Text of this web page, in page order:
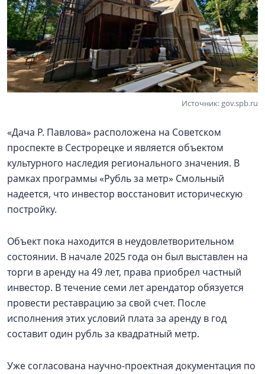
Источник: gov.spb.ru
«Дача Р. Павлова» расположена на Советском
проспекте в Сестрорецке и является объектом
культурного наследия регионального значения. В
рамках программы «Рубль за метр» Смольный
надеется, что инвестор восстановит историческую
постройку.
Объект пока находится в неудовлетворительном
состоянии. В начале 2025 года он был выставлен на
торги в аренду на 49 лет, права приобрел частный
инвестор. В течение семи лет арендатор обязуется
провести реставрацию за свой счет. После
исполнения этих условий плата за аренду в год
составит один рубль за квадратный метр.
Уже согласована научно-проектная документация по